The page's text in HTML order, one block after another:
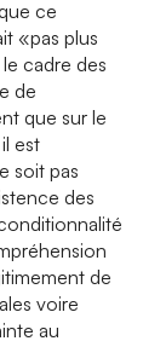
ce
«pas plus
cadre des
de
que sur le
est
soit pas
des
de
voire
au